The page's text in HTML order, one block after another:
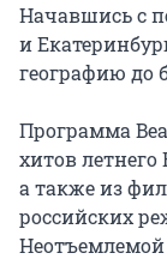
Начавшись с
и
географию до
Программа
хитов
а также из
российских
Неотъемлемой